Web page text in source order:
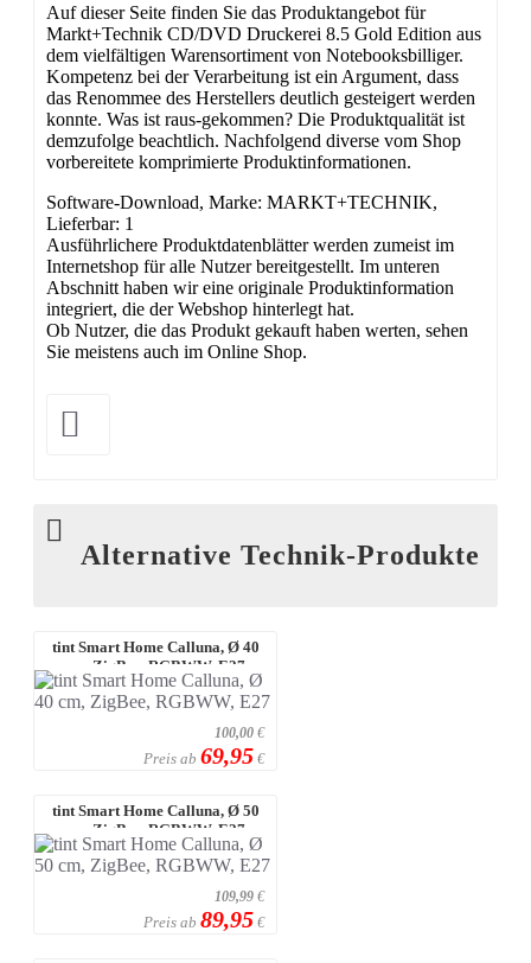
Auf dieser Seite finden Sie das Produktangebot für
Markt+Technik CD/DVD Druckerei 8.5 Gold Edition aus
dem vielfältigen Warensortiment von Notebooksbilliger.
Kompetenz bei der Verarbeitung ist ein Argument, dass
das Renommee des Herstellers deutlich gesteigert werden
konnte. Was ist raus-gekommen? Die Produktqualität ist
demzufolge beachtlich. Nachfolgend diverse vom Shop
vorbereitete komprimierte Produktinformationen.
Software-Download, Marke: MARKT+TECHNIK,
Lieferbar: 1
Ausführlichere Produktdatenblätter werden zumeist im
Internetshop für alle Nutzer bereitgestellt. Im unteren
Abschnitt haben wir eine originale Produktinformation
integriert, die der Webshop hinterlegt hat.
Ob Nutzer, die das Produkt gekauft haben werten, sehen
Sie meistens auch im Online Shop.
Alternative Technik-Produkte
tint Smart Home Calluna, Ø 40
cm, ZigBee, RGBWW, E27
100,00 €
Preis ab 69,95 €
tint Smart Home Calluna, Ø 50
cm, ZigBee, RGBWW, E27
109,99 €
Preis ab 89,95 €